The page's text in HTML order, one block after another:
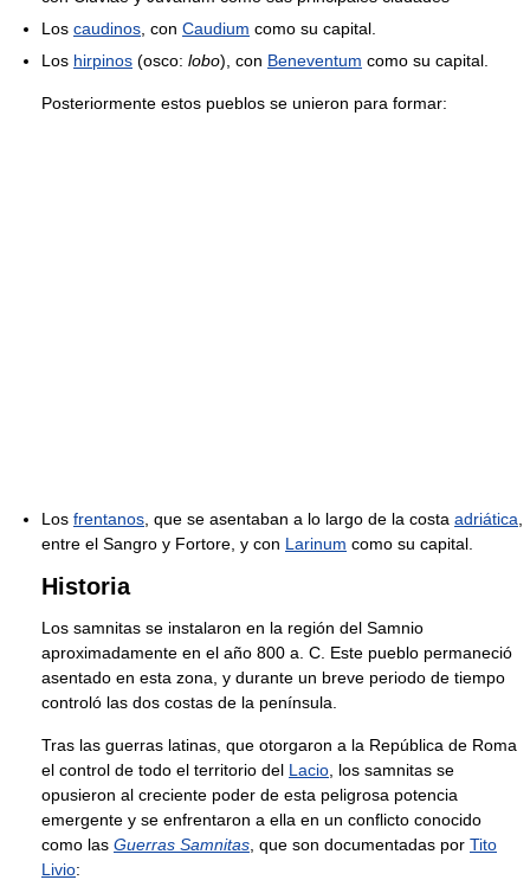
Los caudinos , con Caudium como su capital.
Los hirpinos (osco: lobo), con Beneventum como su capital.
Posteriormente estos pueblos se unieron para formar:
Los frentanos , que se asentaban a lo largo de la costa adriática
entre el Sangro y Fortore, y con Larinum como su capital.
Historia
Los samnitas se instalaron en la región del Samnio
aproximadamente en el año 800 a. C. Este pueblo permaneció
asentado en esta zona, y durante un breve periodo de tiempo
controló las dos costas de la península.
Tras las guerras latinas, que otorgaron a la República de Roma
el control de todo el territorio del Lacio , los samnitas se
opusieron al creciente poder de esta peligrosa potencia
emergente y se enfrentaron a ella en un conflicto conocido
como las Guerras Samnitas , que son documentadas por Tito
Livio: